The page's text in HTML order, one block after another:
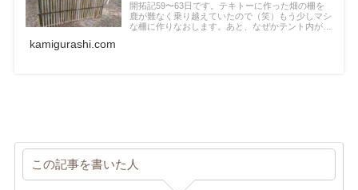
開拓記59〜63日です。テキトーに作った畑の柵を
鹿が難なく乗り越えていたので（笑）もう少しマシ
な柵に作りなおします。あと、なぜかテント内が水
kamigurashi.com
この記事を書いた人